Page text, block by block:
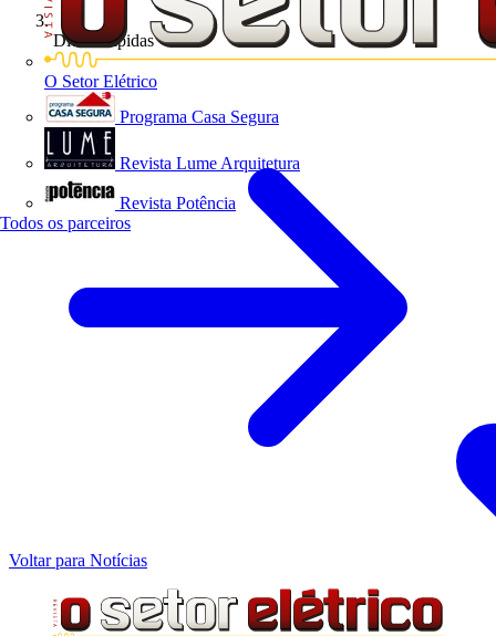
O Setor Elétrico
Programa Casa Segura
Revista Lume Arquitetura
Revista Potência
Todos os parceiros
Dicas Rápidas
Voltar para Notícias